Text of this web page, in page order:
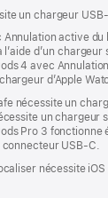
un chargeur
Annulation active
d’un chargeur
4 avec
d’Apple
nécessite un
un chargeur
Pro 3 fonctionne
connecteur USB-C.
nécessite